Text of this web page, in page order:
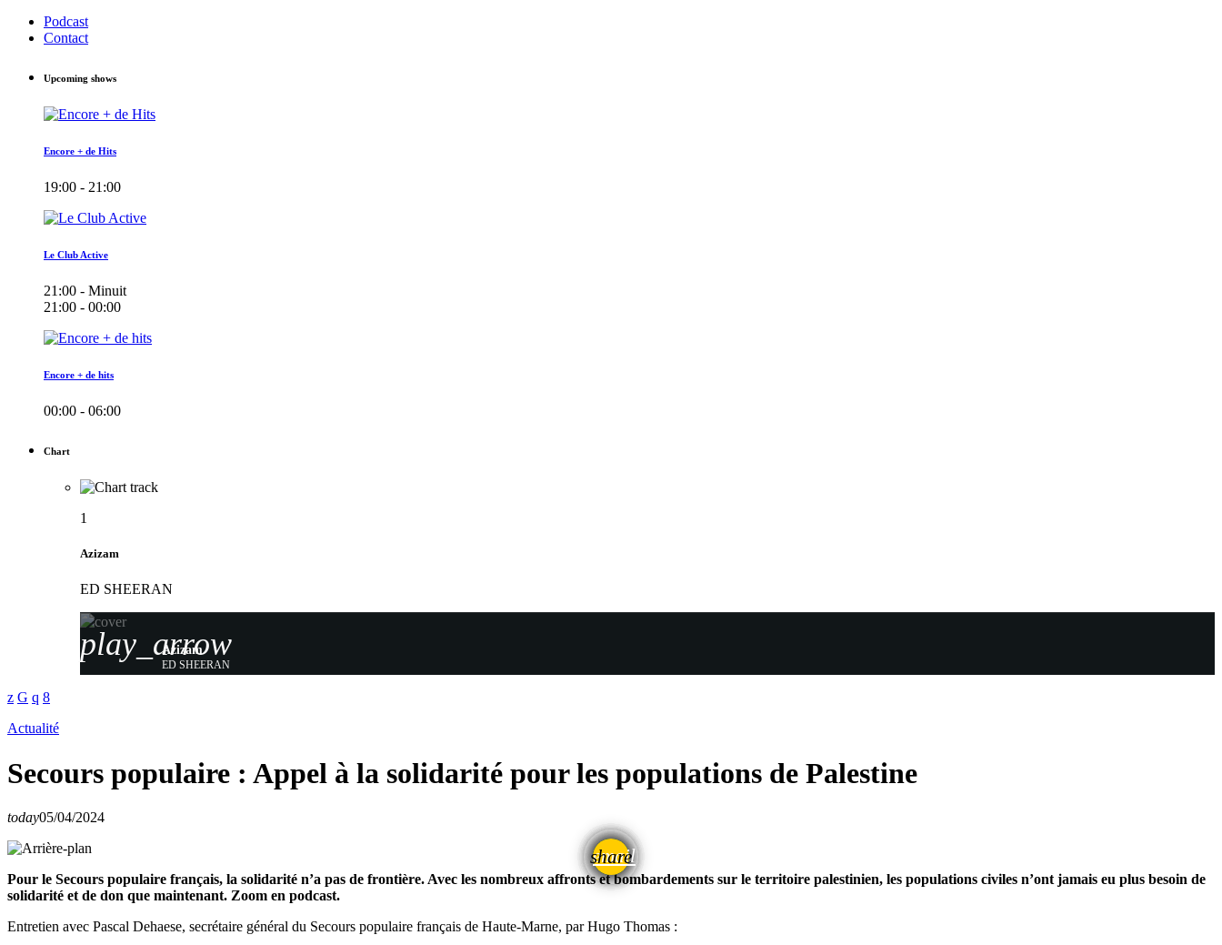
Podcast
Contact
Upcoming shows
Encore + de Hits
19:00 - 21:00
Le Club Active
21:00 - Minuit
21:00 - 00:00
Encore + de hits
00:00 - 06:00
Chart
1
Azizam
ED SHEERAN
play_arrow
Azizam
ED SHEERAN
Actualité
Secours populaire : Appel à la solidarité pour les populations de Palestine
today05/04/2024
share
email
Pour le Secours populaire français, la solidarité n’a pas de frontière. Avec les nombreux affronts et bombardements sur le territoire palestinien, les populations civiles n’ont jamais eu plus besoin de
solidarité et de don que maintenant. Zoom en podcast.
Entretien avec Pascal Dehaese, secrétaire général du Secours populaire français de Haute-Marne, par Hugo Thomas :